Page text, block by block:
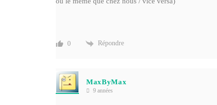
0 Répondre
MaxByMax
9 années